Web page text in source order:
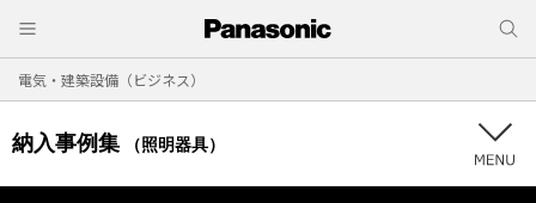
電気・建築設備（ビジネス）
納入事例集 （照明器具）